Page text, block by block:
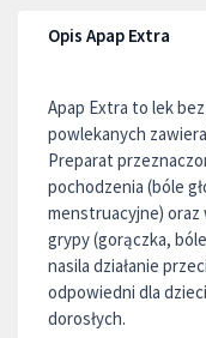
Opis Apap Extra
Apap Extra to lek
powlekanych
Preparat
pochodzenia (bóle
menstruacyjne) oraz
grypy (gorączka,
nasila działanie
odpowiedni dla
dorosłych.